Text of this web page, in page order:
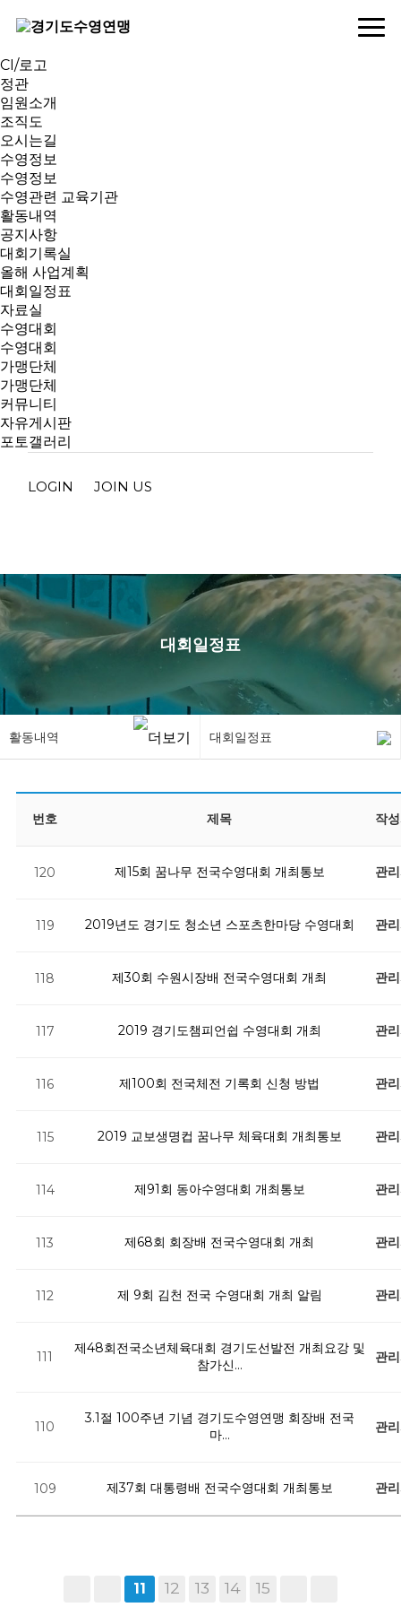
인사말
CI/로고
정관
임원소개
조직도
오시는길
수영정보
수영정보
수영관련 교육기관
활동내역
공지사항
대회기록실
올해 사업계획
대회일정표
자료실
수영대회
수영대회
가맹단체
가맹단체
커뮤니티
자유게시판
포토갤러리
LOGIN JOIN US
대회일정표
활동내역 대회일정표
번호 제목 작
120 제15회 꿈나무 전국수영대회 개최통보 관
119 2019년도 경기도 청소년 스포츠한마당 수영대회 관
118 제30회 수원시장배 전국수영대회 개최 관
117 2019 경기도챔피언쉽 수영대회 개최 관
116 제100회 전국체전 기록회 신청 방법 관
115 2019 교보생명컵 꿈나무 체육대회 개최통보 관
114 제91회 동아수영대회 개최통보 관
113 제68회 회장배 전국수영대회 개최 관
112 제 9회 김천 전국 수영대회 개최 알림 관
111
제48회전국소년체육대회 경기도선발전 개최요강 및
참가신…
관
110
3.1절 100주년 기념 경기도수영연맹 회장배 전국
마…
관
109 제37회 대통령배 전국수영대회 개최통보 관
11 12 13 14 15